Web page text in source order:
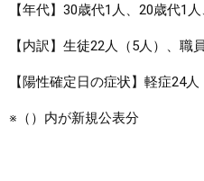
【年代】30歳代1人、20歳代1
【内訳】生徒22人（5人）、職
【陽性確定日の症状】軽症24人
※（）内が新規公表分